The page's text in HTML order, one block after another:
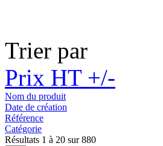
Trier par
Prix HT +/-
Nom du produit
Date de création
Référence
Catégorie
Résultats 1 à 20 sur 880